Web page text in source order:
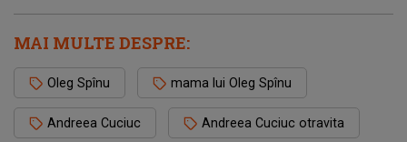
MAI MULTE DESPRE:
Oleg Spînu mama lui Oleg Spînu
Andreea Cuciuc Andreea Cuciuc otravita